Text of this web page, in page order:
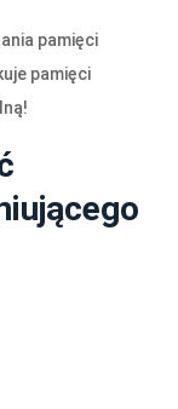
pamięci
pamięci